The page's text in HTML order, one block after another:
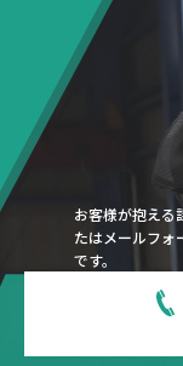
お客様が抱える
たはメールフォ
です。